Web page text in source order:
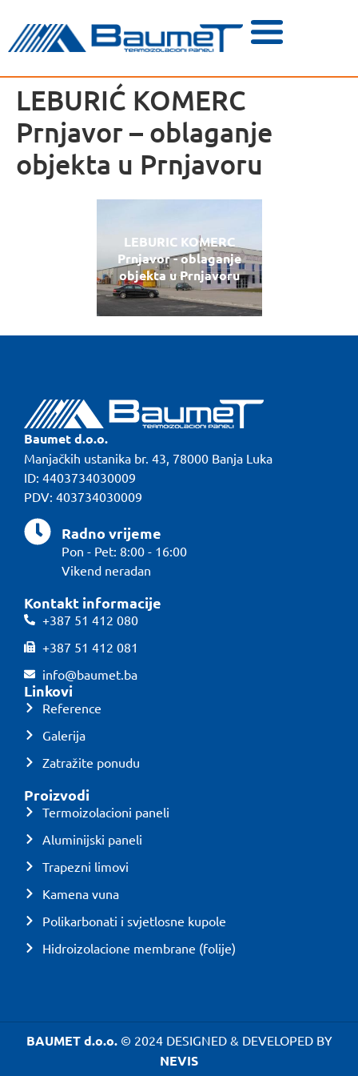
LEBURIĆ KOMERC
Prnjavor – oblaganje
objekta u Prnjavoru
LEBURIC KOMERC
Prnjavor - oblaganje
objekta u Prnjavoru
Baumet d.o.o.
Manjačkih ustanika br. 43, 78000 Banja Luka
ID: 4403734030009
PDV: 403734030009
Radno vrijeme
Pon - Pet: 8:00 - 16:00
Vikend neradan
Kontakt informacije
+387 51 412 080
+387 51 412 081
info@baumet.ba
Linkovi
Reference
Galerija
Zatražite ponudu
Proizvodi
Termoizolacioni paneli
Aluminijski paneli
Trapezni limovi
Kamena vuna
Polikarbonati i svjetlosne kupole
Hidroizolacione membrane (folije)
BAUMET d.o.o.© 2024 DESIGNED & DEVELOPED BY
NEVIS